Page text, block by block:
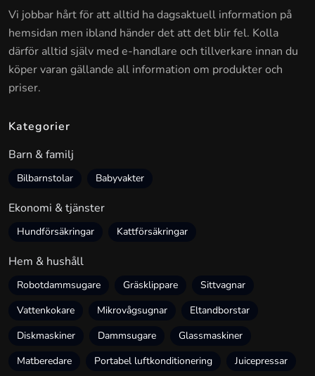
Vi jobbar hårt för att alltid ha dagsaktuell information på
hemsidan men ibland händer det att det blir fel. Kolla
därför alltid själv med e-handlare och tillverkare innan du
köper varan gällande all information om produkter och
priser.
Kategorier
Barn & familj
Bilbarnstolar Babyvakter
Ekonomi & tjänster
Hundförsäkringar Kattförsäkringar
Hem & hushåll
Robotdammsugare Gräsklippare
Sittvagnar
Vattenkokare
Mikrovågsugnar
Eltandborstar
Diskmaskiner
Dammsugare
Glassmaskiner
Matberedare
Portabel luftkonditionering
Juicepressar